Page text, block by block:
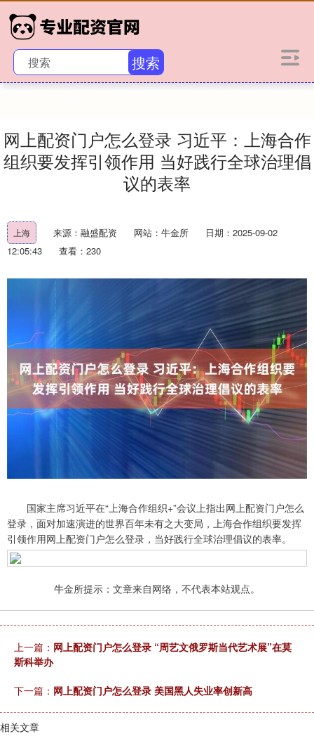
搜索
网上配资门户怎么登录 习近平：上海合作
组织要发挥引领作用 当好践行全球治理倡
议的表率
上海 来源：融盛配资 网站：牛金所
日期：2025-09-02
12:05:43
查看：230
国家主席习近平在“上海合作组织+”会议上指出网上配资门户怎么
登录，面对加速演进的世界百年未有之大变局，上海合作组织要发挥
引领作用网上配资门户怎么登录，当好践行全球治理倡议的表率。
牛金所提示：文章来自网络，不代表本站观点。
上一篇： 网上配资门户怎么登录 “周艺文俄罗斯当代艺术展”在莫
斯科举办
下一篇： 网上配资门户怎么登录 美国黑人失业率创新高
相关文章